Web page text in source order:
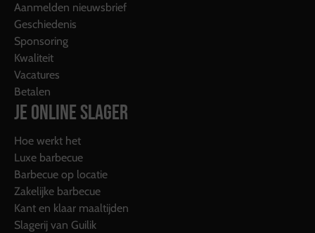
Aanmelden nieuwsbrief
Geschiedenis
Sponsoring
Kwaliteit
Vacatures
Betalen
JE ONLINE SLAGER
Hoe werkt het
Luxe barbecue
Barbecue op locatie
Zakelijke barbecue
Kant en klaar maaltijden
Slagerij van Guilik